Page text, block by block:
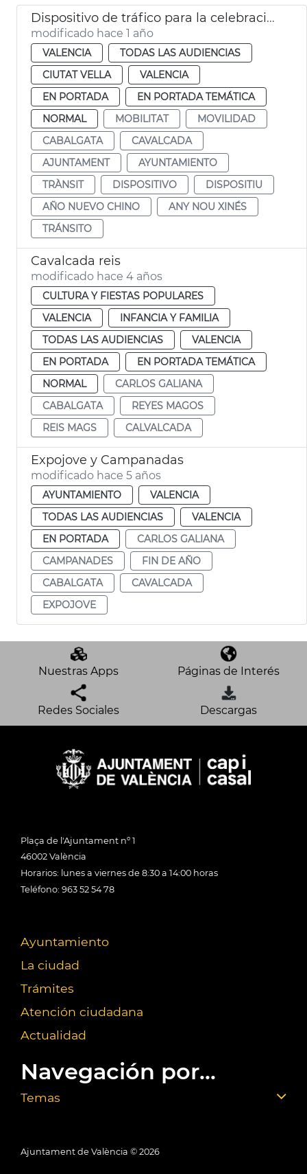
Dispositivo de tráfico para la celebración del Año Nuevo Chino
modificado hace 1 año
VALENCIA
TODAS LAS AUDIENCIAS
CIUTAT VELLA
VALENCIA
EN PORTADA
EN PORTADA TEMÁTICA
NORMAL
MOBILITAT
MOVILIDAD
CABALGATA
CAVALCADA
AJUNTAMENT
AYUNTAMIENTO
TRÀNSIT
DISPOSITIVO
DISPOSITIU
AÑO NUEVO CHINO
ANY NOU XINÉS
TRÁNSITO
Cavalcada reis
modificado hace 4 años
CULTURA Y FIESTAS POPULARES
VALENCIA
INFANCIA Y FAMILIA
TODAS LAS AUDIENCIAS
VALENCIA
EN PORTADA
EN PORTADA TEMÁTICA
NORMAL
CARLOS GALIANA
CABALGATA
REYES MAGOS
REIS MAGS
CALVALCADA
Expojove y Campanadas
modificado hace 5 años
AYUNTAMIENTO
VALENCIA
TODAS LAS AUDIENCIAS
VALENCIA
EN PORTADA
CARLOS GALIANA
CAMPANADES
FIN DE AÑO
CABALGATA
CAVALCADA
EXPOJOVE
Nuestras Apps Páginas de Interés
Redes Sociales Descargas
Plaça de l'Ajuntament nº 1
46002 València
Horarios: lunes a viernes de 8:30 a 14:00 horas
Teléfono: 963 52 54 78
Ayuntamiento
La ciudad
Trámites
Atención ciudadana
Actualidad
Navegación por...
Temas
Ajuntament de València © 2026